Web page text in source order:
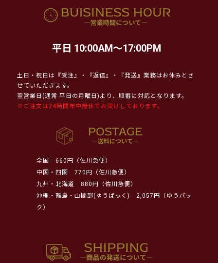
平日 10:00AM～17:00PM
土日・祝日は『受注』・『返信』・『発送』業務はお休みとさ
せていただきます。
翌営業日(通常 平日の月曜日)より、順番に対応となります。
※ご注文は24時間年中無休でお受けしております。
全国
660円（佐川急便）
中国・四国
770円（佐川急便）
九州・北海道
880円（佐川急便）
沖縄・離島・山間部(ゆうぱっく)
2,057円（ゆうパッ
ク）